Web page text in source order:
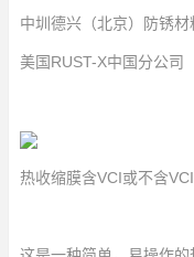
中圳德兴（北京）防锈材
美国RUST-X中国分公司
热收缩膜含VCI或不含VCI